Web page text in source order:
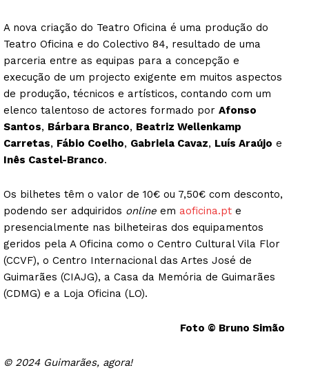
Guimarães, agora!
SUBSCREVA JÁ!
Institucional
Artigos
Grande Entrevista
A nova criação do Teatro Oficina é uma produção do
Teatro Oficina e do Colectivo 84, resultado de uma
parceria entre as equipas para a concepção e
execução de um projecto exigente em muitos aspectos
de produção, técnicos e artísticos, contando com um
elenco talentoso de actores formado por Afonso
Santos, Bárbara Branco, Beatriz Wellenkamp
Carretas, Fábio Coelho, Gabriela Cavaz, Luís Araújo e
Inês Castel-Branco.
Os bilhetes têm o valor de 10€ ou 7,50€ com desconto,
podendo ser adquiridos online em aoficina.pt e
presencialmente nas bilheteiras dos equipamentos
geridos pela A Oficina como o Centro Cultural Vila Flor
(CCVF), o Centro Internacional das Artes José de
Guimarães (CIAJG), a Casa da Memória de Guimarães
(CDMG) e a Loja Oficina (LO).
Foto © Bruno Simão
© 2024 Guimarães, agora!